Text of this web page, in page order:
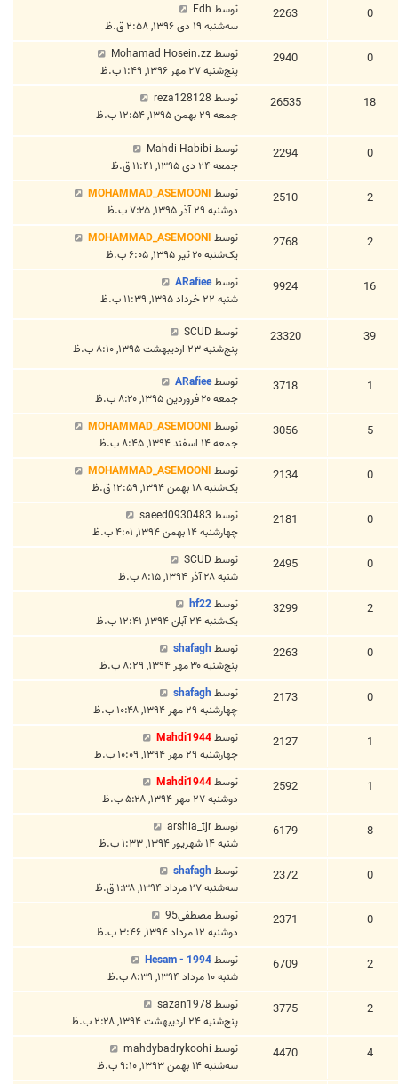
0
2263 توسط Fdh
سه‌شنبه ۱۹ دی ۱۳۹۶, ۲:۵۸ ق.ظ
0
2940 توسطMohamad Hosein.zz
پنج‌شنبه ۲۷ مهر ۱۳۹۶, ۱:۴۹ ب.ظ
18
26535 توسط reza128128
جمعه ۲۹ بهمن ۱۳۹۵, ۱۲:۵۴ ب.ظ
0
2294 توسط Mahdi-Habibi
جمعه ۲۴ دی ۱۳۹۵, ۱۱:۴۱ ق.ظ
2
2510 توسط MOHAMMAD_ASEMOONI
دوشنبه ۲۹ آذر ۱۳۹۵, ۷:۲۵ ب.ظ
2
2768 توسط MOHAMMAD_ASEMOONI
یک‌شنبه ۲۰ تیر ۱۳۹۵, ۶:۰۵ ب.ظ
16
9924 توسطARafiee
شنبه ۲۲ خرداد ۱۳۹۵, ۱۱:۳۹ ب.ظ
39
23320 توسطSCUD
پنج‌شنبه ۲۳ اردیبهشت ۱۳۹۵, ۸:۱۰ ب.ظ
1
3718 توسطARafiee
جمعه ۲۰ فروردین ۱۳۹۵, ۸:۲۰ ب.ظ
5
3056 توسط MOHAMMAD_ASEMOONI
جمعه ۱۴ اسفند ۱۳۹۴, ۸:۴۵ ب.ظ
0
2134 توسط MOHAMMAD_ASEMOONI
یک‌شنبه ۱۸ بهمن ۱۳۹۴, ۱۲:۵۹ ق.ظ
0
2181 توسط saeed0930483
چهارشنبه ۱۴ بهمن ۱۳۹۴, ۴:۰۱ ب.ظ
0
2495 توسطSCUD
شنبه ۲۸ آذر ۱۳۹۴, ۸:۱۵ ب.ظ
2
3299 توسطhf22
یک‌شنبه ۲۴ آبان ۱۳۹۴, ۱۲:۴۱ ب.ظ
0
2263 توسط shafagh
پنج‌شنبه ۳۰ مهر ۱۳۹۴, ۸:۲۹ ب.ظ
0
2173 توسط shafagh
چهارشنبه ۲۹ مهر ۱۳۹۴, ۱۰:۴۸ ب.ظ
1
2127 توسطMahdi1944
چهارشنبه ۲۹ مهر ۱۳۹۴, ۱۰:۰۹ ب.ظ
1
2592 توسطMahdi1944
دوشنبه ۲۷ مهر ۱۳۹۴, ۵:۲۸ ب.ظ
8
6179 توسطarshia_tjr
شنبه ۱۴ شهریور ۱۳۹۴, ۱:۳۳ ب.ظ
0
2372 توسط shafagh
سه‌شنبه ۲۷ مرداد ۱۳۹۴, ۱:۳۸ ق.ظ
0
2371 توسطمصطفی95
دوشنبه ۱۲ مرداد ۱۳۹۴, ۳:۴۶ ب.ظ
2
6709 توسطHesam - 1994
شنبه ۱۰ مرداد ۱۳۹۴, ۸:۳۹ ب.ظ
2
3775 توسط sazan1978
پنج‌شنبه ۲۴ اردیبهشت ۱۳۹۴, ۲:۲۸ ب.ظ
4
4470 توسط mahdybadrykoohi
سه‌شنبه ۱۴ بهمن ۱۳۹۳, ۹:۱۰ ب.ظ